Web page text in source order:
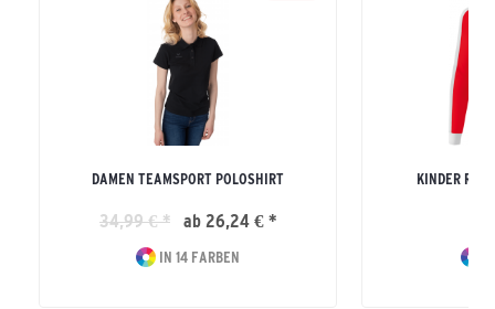
DAMEN TEAMSPORT POLOSHIRT
34,99 € * ab 26,24 € *
IN 14 FARBEN
KINDER